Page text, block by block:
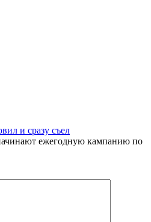
и сразу съел
ежегодную кампанию по